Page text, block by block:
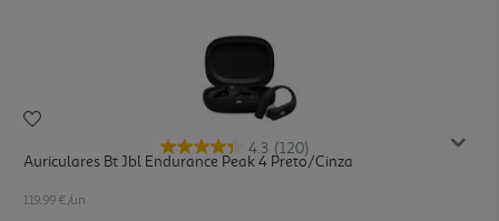
4.3 (120)
Auriculares Bt Jbl Endurance Peak 4 Preto/cinza
119.99 €/un